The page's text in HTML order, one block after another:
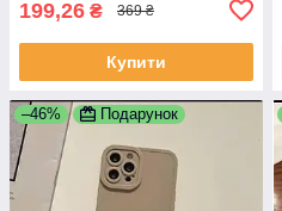
199,26 ₴ 369 ₴
Купити
–46% Подарунок